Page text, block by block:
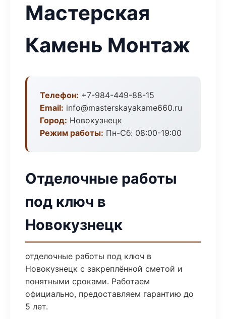
Мастерская
Камень Монтаж
Телефон: +7-984-449-88-15
Email: info@masterskayakame660.ru
Город: Новокузнецк
Режим работы: Пн-Сб: 08:00-19:00
Отделочные работы
под ключ в
Новокузнецк
отделочные работы под ключ в
Новокузнецк с закреплённой сметой и
понятными сроками. Работаем
официально, предоставляем гарантию до
5 лет.